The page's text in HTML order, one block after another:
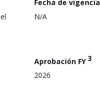
Fecha de vigencia
N/A
Aprobación FY3
2026